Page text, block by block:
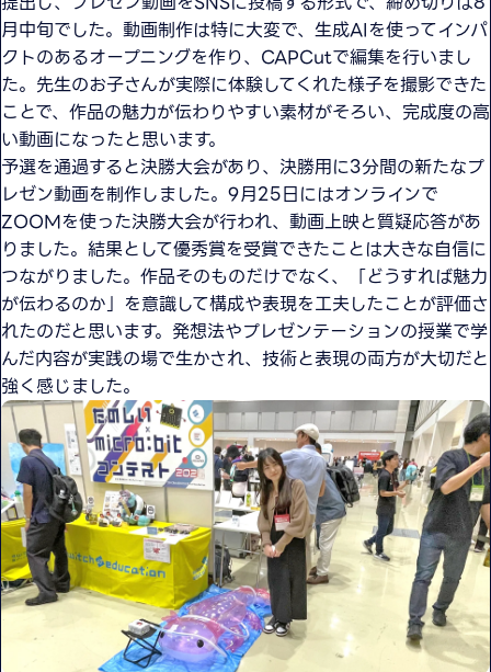
月中旬でした。動画制作は特に大変で、生成AIを使ってインパ
クトのあるオープニングを作り、CAPCutで編集を行いまし
た。先生のお子さんが実際に体験してくれた様子を撮影できた
ことで、作品の魅力が伝わりやすい素材がそろい、完成度の高
い動画になったと思います。
予選を通過すると決勝大会があり、決勝用に3分間の新たなプ
レゼン動画を制作しました。9月25日にはオンラインで
ZOOMを使った決勝大会が行われ、動画上映と質疑応答があ
りました。結果として優秀賞を受賞できたことは大きな自信に
つながりました。作品そのものだけでなく、「どうすれば魅力
が伝わるのか」を意識して構成や表現を工夫したことが評価さ
れたのだと思います。発想法やプレゼンテーションの授業で学
んだ内容が実践の場で生かされ、技術と表現の両方が大切だと
強く感じました。